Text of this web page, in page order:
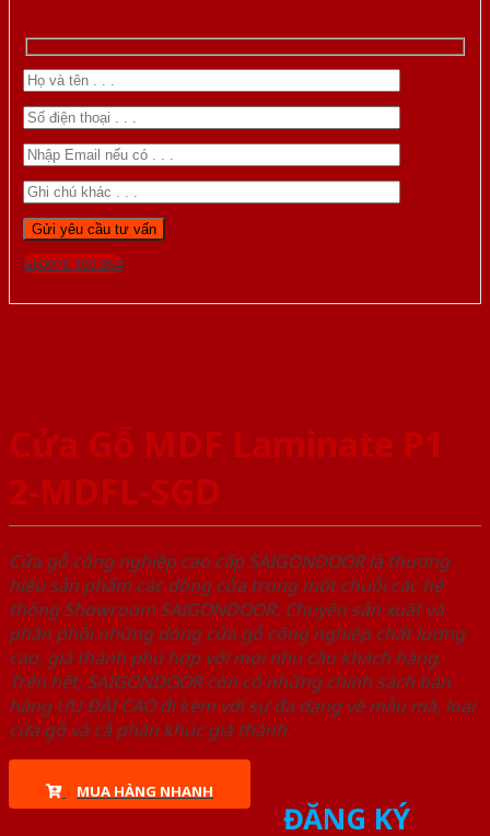
Gọi 0976.169.864
Cửa Gỗ MDF Laminate P1
2-MDFL-SGD
Cửa gỗ công nghiệp cao cấp SAIGONDOOR là thương
hiệu sản phẩm các dòng cửa trong một chuỗi các hệ
thống Showroom SAIGONDOOR. Chuyên sản xuất và
phân phối những dòng cửa gỗ công nghiệp chất lượng
cao, giá thành phù hợp với mọi nhu cầu khách hàng.
Trên hết, SAIGONDOOR còn có những chính sách bán
hàng ƯU ĐÃI CAO đi kèm với sự đa dạng về mẫu mã, loại
cửa gỗ và cả phân khúc giá thành.
MUA HÀNG NHANH
ĐĂNG KÝ